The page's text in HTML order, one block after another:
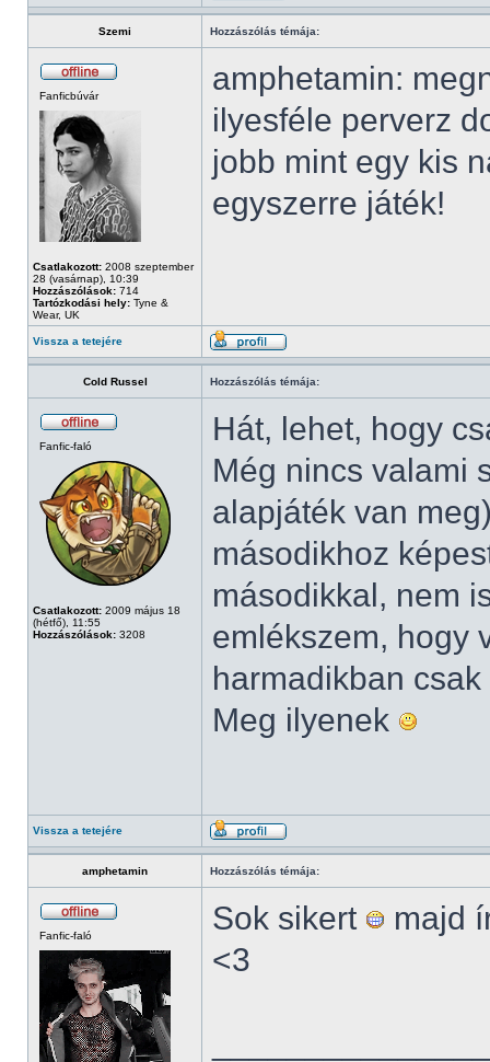
Szemi Hozzászólás témája:
Fanficbúvár
Csatlakozott: 2008 szeptember
28 (vasárnap), 10:39
Hozzászólások: 714
Tartózkodási hely: Tyne &
Wear, UK
amphetamin:
ilyesféle perverz
jobb mint egy kis
egyszerre játék!
Vissza a tetejére
Cold Russel Hozzászólás témája:
Fanfic-faló
Csatlakozott: 2009 május 18
(hétfő), 11:55
Hozzászólások: 3208
Hát, lehet, hogy
Még nincs valami
alapjáték van
másodikhoz
másodikkal, nem
emlékszem, hogy
harmadikban
Meg ilyenek
Vissza a tetejére
amphetamin Hozzászólás témája:
Fanfic-faló Sok sikert
majd
<3